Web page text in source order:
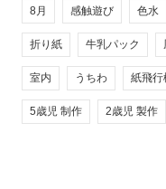
8月 感触遊び 色水
折り紙 牛乳パック
室内 うちわ 紙飛行
5歳児 制作 2歳児 製作